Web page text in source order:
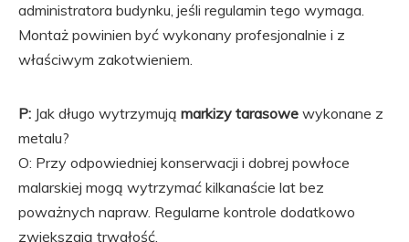
administratora budynku, jeśli regulamin tego wymaga.
Montaż powinien być wykonany profesjonalnie i z
właściwym zakotwieniem.
P: Jak długo wytrzymują markizy tarasowe wykonane z
metalu?
O: Przy odpowiedniej konserwacji i dobrej powłoce
malarskiej mogą wytrzymać kilkanaście lat bez
poważnych napraw. Regularne kontrole dodatkowo
zwiększają trwałość.